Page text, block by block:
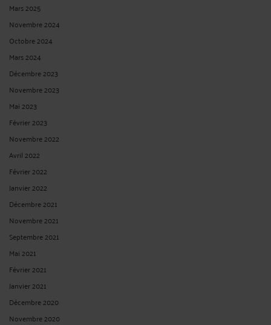
Mars 2025
Novembre 2024
Octobre 2024
Mars 2024
Décembre 2023
Novembre 2023
Mai 2023
Février 2023
Novembre 2022
Avril 2022
Février 2022
Janvier 2022
Décembre 2021
Novembre 2021
Septembre 2021
Mai 2021
Février 2021
Janvier 2021
Décembre 2020
Novembre 2020